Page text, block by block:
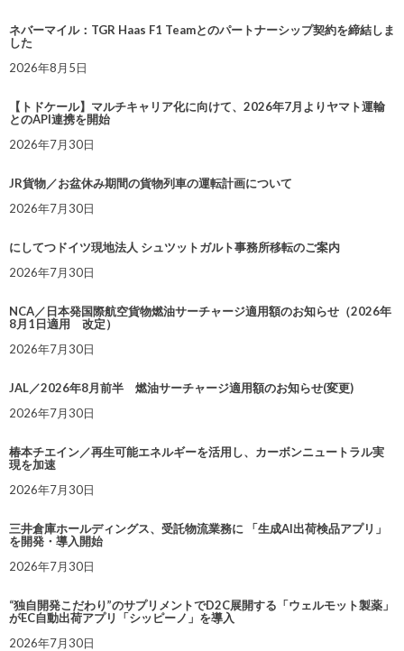
ネバーマイル：TGR Haas F1 Teamとのパートナーシップ契約を締結しま
した
2026年8月5日
【トドケール】マルチキャリア化に向けて、2026年7月よりヤマト運輸
とのAPI連携を開始
2026年7月30日
JR貨物／お盆休み期間の貨物列車の運転計画について
2026年7月30日
にしてつドイツ現地法人 シュツットガルト事務所移転のご案内
2026年7月30日
NCA／日本発国際航空貨物燃油サーチャージ適用額のお知らせ（2026年
8月1日適用 改定）
2026年7月30日
JAL／2026年8月前半 燃油サーチャージ適用額のお知らせ(変更)
2026年7月30日
椿本チエイン／再生可能エネルギーを活用し、カーボンニュートラル実
現を加速
2026年7月30日
三井倉庫ホールディングス、受託物流業務に 「生成AI出荷検品アプリ」
を開発・導入開始
2026年7月30日
“独自開発こだわり”のサプリメントでD2C展開する「ウェルモット製薬」
がEC自動出荷アプリ「シッピーノ」を導入
2026年7月30日